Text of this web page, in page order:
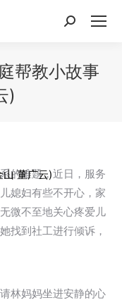
搜
帮教小故事
)
董广云)
的难题，近日，服务
媳妇有些不开心，家
微不至地关心疼爱儿
找到社工进行倾诉，
林妈妈坐进安静的心